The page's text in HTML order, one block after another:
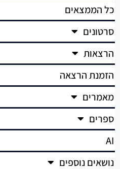
כל הממצאים
סרטונים
הרצאות
הזמנת הרצאה
מאמרים
ספרים
AI
נושאים נוספים